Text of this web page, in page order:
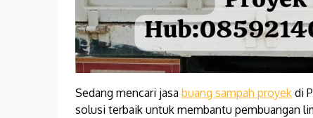
Sedang mencari jasa buang sampah proyek di
solusi terbaik untuk membantu pembuangan